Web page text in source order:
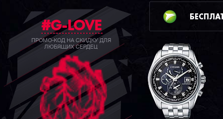
#G-LOVE
ПРОМО-КОД НА СКИДКУ ДЛЯ
ЛЮБЯЩИХ СЕРДЕЦ